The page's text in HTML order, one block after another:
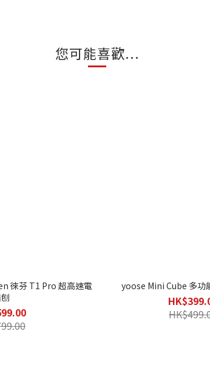
您可能喜歡...
徠芬 T1 Pro 超高速電
yoose Mini Cube 多功